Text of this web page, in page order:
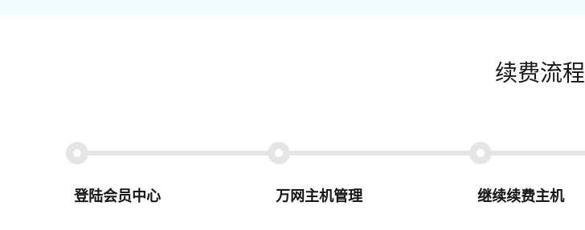
续费流程
登陆会员中心 万网主机管理 继续续费主机